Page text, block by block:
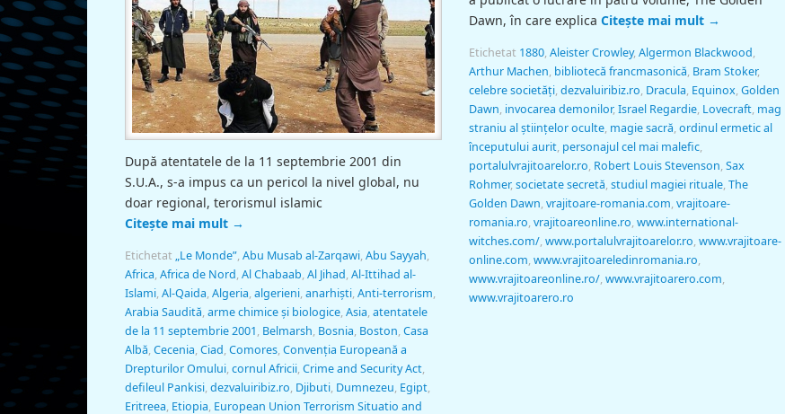
După atentatele de la 11 septembrie 2001 din
S.U.A., s-a impus ca un pericol la nivel global, nu
doar regional, terorismul islamic
Citește mai mult →
Etichetat „Le Monde”,Abu Musab al-Zarqawi,Abu Sayyah,
Africa,Africa de Nord,Al Chabaab,Al Jihad,Al-Ittihad al-
Islami,Al-Qaida,Algeria,algerieni,anarhişti,Anti-terrorism,
Arabia Saudită,arme chimice şi biologice,Asia,atentatele
de la 11 septembrie 2001, Belmarsh, Bosnia, Boston,Casa
Albă,Cecenia,Ciad,Comores,Convenţia Europeană a
Drepturilor Omului,cornul Africii,Crime and Security Act,
defileul Pankisi,dezvaluiribiz.ro, Djibuti, Dumnezeu, Egipt,
Eritreea, Etiopia, European Union Terrorism Situatio and
Dawn, în care explica Citește mai mult →
Etichetat 1880,Aleister Crowley,Algermon Blackwood,
Arthur Machen, bibliotecă francmasonică, Bram Stoker,
celebre societăţi,dezvaluiribiz.ro, Dracula, Equinox,Golden
Dawn, invocarea demonilor,Israel Regardie, Lovecraft, mag
straniu al ştiinţelor oculte, magie sacră,ordinul ermetic al
începutului aurit, personajul cel mai malefic,
portalulvrajitoarelor.ro, Robert Louis Stevenson,Sax
Rohmer,societate secretă,studiul magiei rituale,The
Golden Dawn,vrajitoare-romania.com,vrajitoare-
romania.ro,vrajitoareonline.ro,www.international-
witches.com/,www.portalulvrajitoarelor.ro,www.vrajitoare-
online.com,www.vrajitoareledinromania.ro,
www.vrajitoareonline.ro/,www.vrajitoarero.com,
www.vrajitoarero.ro